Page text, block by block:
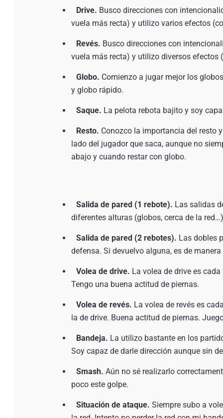
Drive. Busco direcciones con
vuela más recta) y utilizo varios efectos
Revés. Busco direcciones con
vuela más recta) y utilizo diversos efectos
Globo. Comienzo a jugar mejor los
y globo rápido.
Saque. La pelota rebota bajito y soy
Resto. Conozco la importancia del resto
lado del jugador que saca, aunque no
abajo y cuando restar con globo.
Salida de pared (1 rebote). Las salidas
diferentes alturas (globos, cerca de la
Salida de pared (2 rebotes). Las dobles
defensa. Si devuelvo alguna, es de
Volea de drive. La volea de drive es
Tengo una buena actitud de piernas.
Volea de revés. La volea de revés es
la de drive. Buena actitud de piernas.
Bandeja. La utilizo bastante en los
Soy capaz de darle dirección aunque sin
Smash. Aún no sé realizarlo
poco este golpe.
Situación de ataque. Siempre subo a